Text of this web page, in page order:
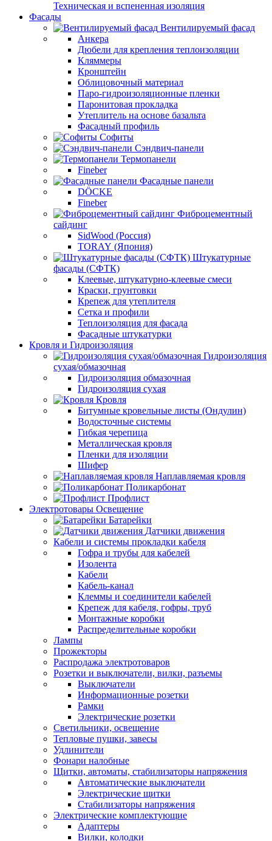
Техническая и вспененная изоляция
Фасады
Вентилируемый фасад
Анкера
Дюбели для крепления теплоизоляции
Кляммеры
Кронштейн
Облицовочный материал
Паро-гидроизоляционные пленки
Паронитовая прокладка
Утеплитель на основе базальта
Фасадный профиль
Софиты
Сэндвич-панели
Термопанели
Fineber
Фасадные панели
DÖCKE
Fineber
Фиброцементный
сайдинг
SidWood (Россия)
TORAY (Япония)
Штукатурные
фасады (СФТК)
Клеевые, штукатурно-клеевые смеси
Краски, грунтовки
Крепеж для утеплителя
Сетка и профили
Теплоизоляция для фасада
Фасадные штукатурки
Кровля и Гидроизоляция
Гидроизоляция
сухая/обмазочная
Гидроизоляция обмазочная
Гидроизоляция сухая
Кровля
Битумные кровельные листы (Ондулин)
Водосточные системы
Гибкая черепица
Металлическая кровля
Пленки для изоляции
Шифер
Наплавляемая кровля
Поликарбонат
Профлист
Электротовары Освещение
Батарейки
Датчики движения
Кабели и системы прокладки кабеля
Гофра и трубы для кабелей
Изолента
Кабели
Кабель-канал
Клеммы и соединители кабелей
Крепеж для кабеля, гофры, труб
Монтажные коробки
Распределительные коробки
Лампы
Прожекторы
Распродажа электротоваров
Розетки и выключатели, вилки, разъемы
Выключатели
Информационные розетки
Рамки
Электрические розетки
Светильники, освещение
Тепловые пушки, завесы
Удлинители
Фонари налобные
Щитки, автоматы, стабилизаторы напряжения
Автоматические выключатели
Электрические щитки
Стабилизаторы напряжения
Электрические комплектующие
Адаптеры
Вилки, колодки